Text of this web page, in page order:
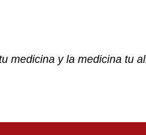
medicina y la medicina tu